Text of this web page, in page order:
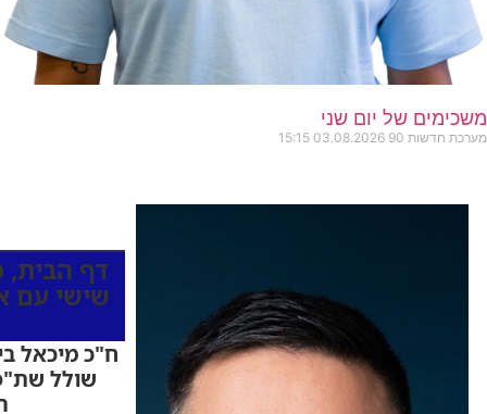
משכימים של יום שני
מערכת חדשות 90 03.08.2026
15:15
דף הבית,
שישי עם
ח"כ מיכאל
שולל